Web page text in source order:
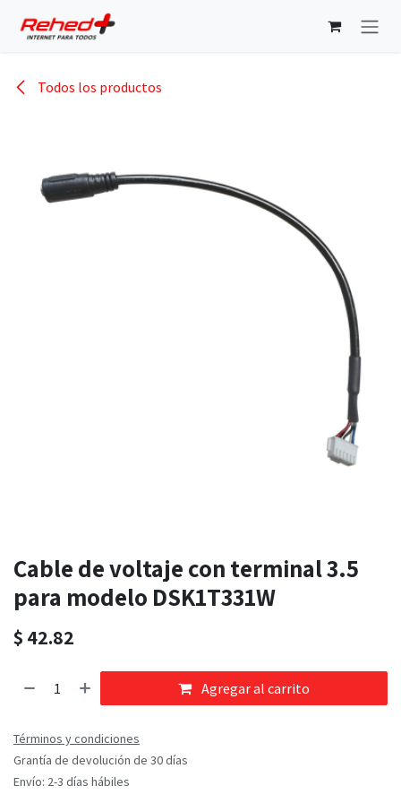
Todos los productos
Cable de voltaje con terminal 3.5
para modelo DSK1T331W
$ 42.82
Agregar al carrito
Términos y condiciones
Grantía de devolución de 30 días
Envío: 2-3 días hábiles